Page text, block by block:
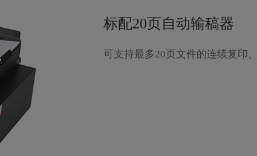
标配20页自动输稿器
可支持最多20页文件的连续复印